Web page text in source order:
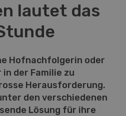
lautet das
Hofnachfolgerin oder
der Familie zu
Herausforderung.
den verschiedenen
Lösung für ihre